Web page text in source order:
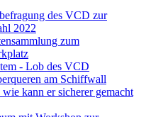
des VCD zur
2022
zum
- Lob des VCD
am Schiffwall
kann er sicherer gemacht